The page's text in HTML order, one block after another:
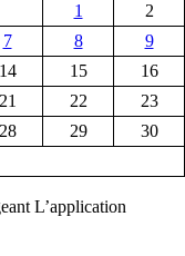
1
2
7 8
9
14 15
16
21 22
23
28 29
30
L’application